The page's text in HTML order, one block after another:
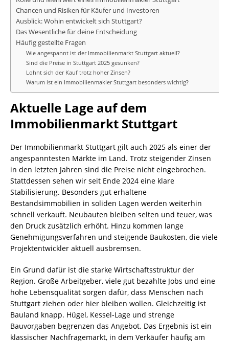
Chancen und Risiken für Käufer und Investoren
Ausblick: Wohin entwickelt sich Stuttgart?
Das Wesentliche für deine Entscheidung
Häufig gestellte Fragen
Wie angespannt ist der Immobilienmarkt Stuttgart aktuell?
Sind die Preise in Stuttgart 2025 gesunken?
Lohnt sich der Kauf trotz hoher Zinsen?
Warum ist ein Immobilienmakler Stuttgart besonders wichtig?
Aktuelle Lage auf dem
Immobilienmarkt Stuttgart
Der Immobilienmarkt Stuttgart gilt auch 2025 als einer der
angespanntesten Märkte im Land. Trotz steigender Zinsen
in den letzten Jahren sind die Preise nicht eingebrochen.
Stattdessen sehen wir seit Ende 2024 eine klare
Stabilisierung. Besonders gut erhaltene
Bestandsimmobilien in soliden Lagen werden weiterhin
schnell verkauft. Neubauten bleiben selten und teuer, was
den Druck zusätzlich erhöht. Hinzu kommen lange
Genehmigungsverfahren und steigende Baukosten, die viele
Projektentwickler aktuell ausbremsen.
Ein Grund dafür ist die starke Wirtschaftsstruktur der
Region. Große Arbeitgeber, viele gut bezahlte Jobs und eine
hohe Lebensqualität sorgen dafür, dass Menschen nach
Stuttgart ziehen oder hier bleiben wollen. Gleichzeitig ist
Bauland knapp. Hügel, Kessel-Lage und strenge
Bauvorgaben begrenzen das Angebot. Das Ergebnis ist ein
klassischer Nachfragemarkt, in dem Verkäufer häufig am